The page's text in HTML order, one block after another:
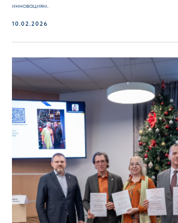
инновациям.
10.02.2026